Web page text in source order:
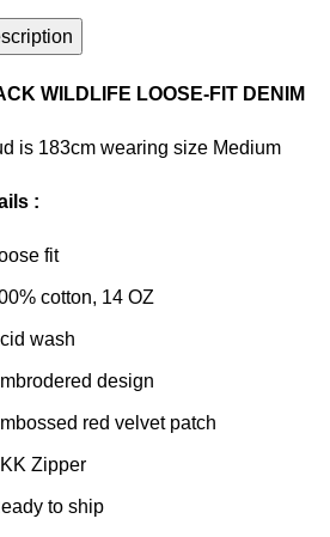
WILDLIFE LOOSE-FIT DENIM
is 183cm wearing size Medium
:
fit
cotton, 14 OZ
wash
design
red velvet patch
Zipper
to ship